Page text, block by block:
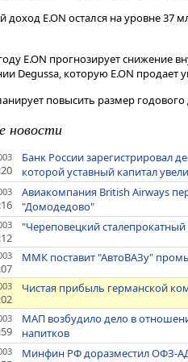
доход E.ON остался на уровне
E.ON прогнозирует снижение
Degussa, которую E.ON продает
повысить размер
новости
Банк России зарегистрировал
которой уставный капитал
Авиакомпания British Airways
"Домодедово"
"Череповецкий сталепрокатный
ММК поставит "АвтоВАЗу"
Чистая прибыль германской
МАП возбудило дело в
напитков
Минфин РФ доразместил ОФЗ-АД